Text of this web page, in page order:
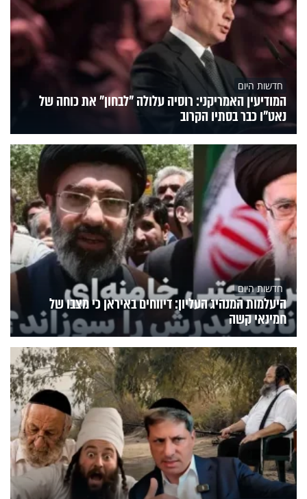
חדשות היום
המודיעין האמריקני: רוסיה עלולה "לבחון" את כוחה של
נאט"ו כבר בסתיו הקרוב
חדשות היום
היעלמות המנהיג העליון: דיווחים באיראן כי מצבו של
חמינאי קשה